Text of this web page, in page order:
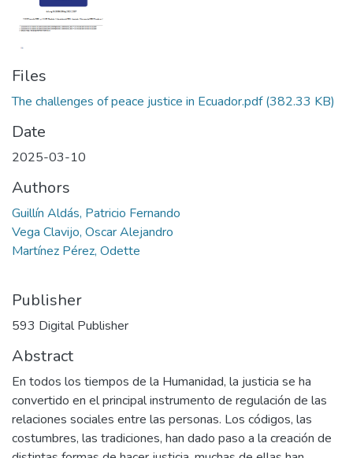
Files
The challenges of peace justice in Ecuador.pdf(382.33 KB)
Date
2025-03-10
Authors
Guillín Aldás, Patricio Fernando
Vega Clavijo, Oscar Alejandro
Martínez Pérez, Odette
Publisher
593 Digital Publisher
Abstract
En todos los tiempos de la Humanidad, la justicia se ha
convertido en el principal instrumento de regulación de las
relaciones sociales entre las personas. Los códigos, las
costumbres, las tradiciones, han dado paso a la creación de